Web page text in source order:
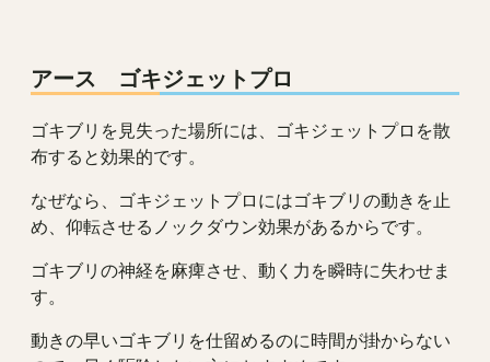
アース ゴキジェットプロ
ゴキブリを見失った場所には、ゴキジェットプロを散
布すると効果的です。
なぜなら、ゴキジェットプロにはゴキブリの動きを止
め、仰転させるノックダウン効果があるからです。
ゴキブリの神経を麻痺させ、動く力を瞬時に失わせま
す。
動きの早いゴキブリを仕留めるのに時間が掛からない